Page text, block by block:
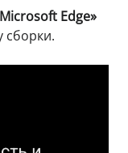
Edge»
сборки.